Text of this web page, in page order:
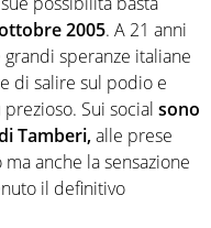
2005. A 21 anni
speranze italiane
di salire sul podio e
Sui social sono
Tamberi,alle prese
anche la sensazione
il definitivo